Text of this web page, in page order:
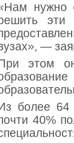
нужно
эти
—
этом
более 64
40%